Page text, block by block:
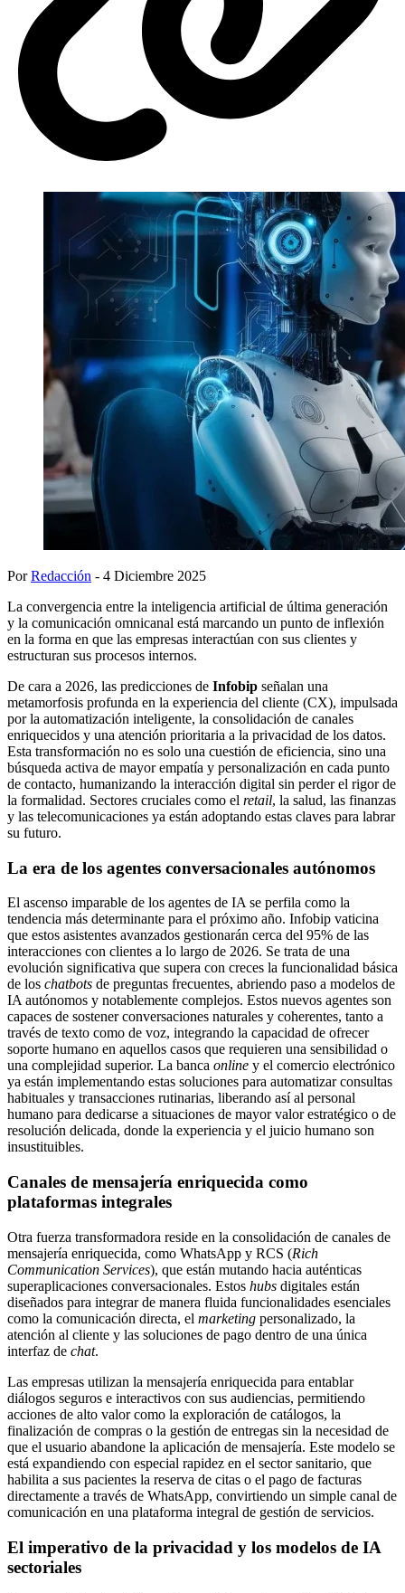
PorRedacción - 4 Diciembre 2025
La convergencia entre la inteligencia artificial de última generación
y la comunicación omnicanal está marcando un punto de inflexión
en la forma en que las empresas interactúan con sus clientes y
estructuran sus procesos internos.
De cara a 2026, las predicciones de Infobip señalan una
metamorfosis profunda en la experiencia del cliente (CX), impulsada
por la automatización inteligente, la consolidación de canales
enriquecidos y una atención prioritaria a la privacidad de los datos.
Esta transformación no es solo una cuestión de eficiencia, sino una
búsqueda activa de mayor empatía y personalización en cada punto
de contacto, humanizando la interacción digital sin perder el rigor de
la formalidad. Sectores cruciales como el retail, la salud, las finanzas
y las telecomunicaciones ya están adoptando estas claves para labrar
su futuro.
La era de los agentes conversacionales autónomos
El ascenso imparable de los agentes de IA se perfila como la
tendencia más determinante para el próximo año. Infobip vaticina
que estos asistentes avanzados gestionarán cerca del 95% de las
interacciones con clientes a lo largo de 2026. Se trata de una
evolución significativa que supera con creces la funcionalidad básica
de los chatbots de preguntas frecuentes, abriendo paso a modelos de
IA autónomos y notablemente complejos. Estos nuevos agentes son
capaces de sostener conversaciones naturales y coherentes, tanto a
través de texto como de voz, integrando la capacidad de ofrecer
soporte humano en aquellos casos que requieren una sensibilidad o
una complejidad superior. La banca online y el comercio electrónico
ya están implementando estas soluciones para automatizar consultas
habituales y transacciones rutinarias, liberando así al personal
humano para dedicarse a situaciones de mayor valor estratégico o de
resolución delicada, donde la experiencia y el juicio humano son
insustituibles.
Canales de mensajería enriquecida como
plataformas integrales
Otra fuerza transformadora reside en la consolidación de canales de
mensajería enriquecida, como WhatsApp y RCS (Rich
Communication Services), que están mutando hacia auténticas
superaplicaciones conversacionales. Estos hubs digitales están
diseñados para integrar de manera fluida funcionalidades esenciales
como la comunicación directa, el marketing personalizado, la
atención al cliente y las soluciones de pago dentro de una única
interfaz de chat.
Las empresas utilizan la mensajería enriquecida para entablar
diálogos seguros e interactivos con sus audiencias, permitiendo
acciones de alto valor como la exploración de catálogos, la
finalización de compras o la gestión de entregas sin la necesidad de
que el usuario abandone la aplicación de mensajería. Este modelo se
está expandiendo con especial rapidez en el sector sanitario, que
habilita a sus pacientes la reserva de citas o el pago de facturas
directamente a través de WhatsApp, convirtiendo un simple canal de
comunicación en una plataforma integral de gestión de servicios.
El imperativo de la privacidad y los modelos de IA
sectoriales